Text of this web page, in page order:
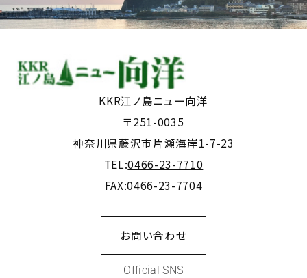
KKR江ノ島ニュー向洋
〒251-0035
神奈川県藤沢市片瀬海岸1-7-23
TEL:0466-23-7710
FAX:0466-23-7704
お問い合わせ
Official SNS